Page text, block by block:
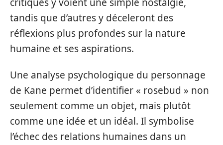
tandis que d’autres y déceleront des
réflexions plus profondes sur la nature
humaine et ses aspirations.
Une analyse psychologique du personnage
de Kane permet d’identifier « rosebud » non
seulement comme un objet, mais plutôt
comme une idée et un idéal. Il symbolise
l’échec des relations humaines dans un